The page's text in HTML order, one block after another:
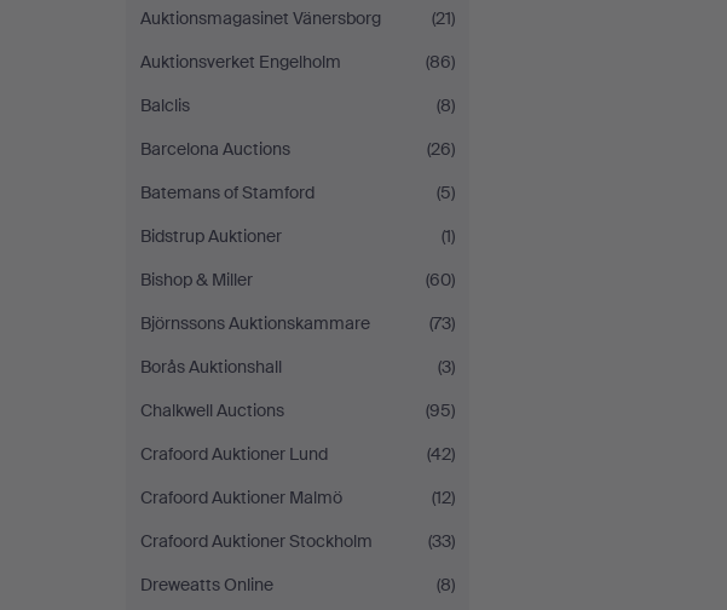
Auktionsmagasinet Vänersborg
(21)
Auktionsverket Engelholm
(86)
Balclis
(8)
Barcelona Auctions
(26)
Batemans of Stamford
(5)
Bidstrup Auktioner
(1)
Bishop & Miller
(60)
Björnssons Auktionskammare
(73)
Borås Auktionshall
(3)
Chalkwell Auctions
(95)
Crafoord Auktioner Lund
(42)
Crafoord Auktioner Malmö
(12)
Crafoord Auktioner Stockholm
(33)
Dreweatts Online
(8)